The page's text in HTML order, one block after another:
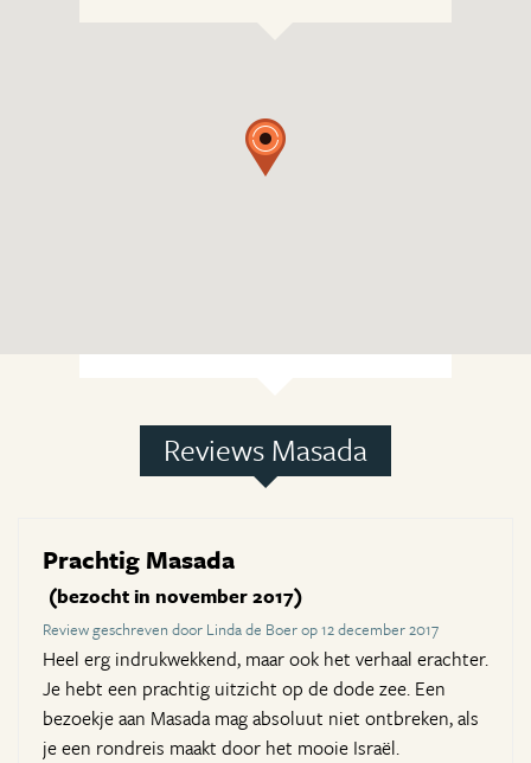
Reviews Masada
Prachtig Masada
(bezocht in november 2017)
Review geschreven door Linda de Boer op 12 december 2017
Heel erg indrukwekkend, maar ook het verhaal erachter.
Je hebt een prachtig uitzicht op de dode zee. Een
bezoekje aan Masada mag absoluut niet ontbreken, als
je een rondreis maakt door het mooie Israël.